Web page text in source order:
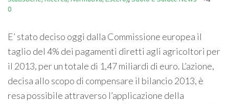
0
E’ stato deciso oggi dalla Commissione europea il
taglio del 4% dei pagamenti diretti agli agricoltori per
il 2013, per un totale di 1,47 miliardi di euro. L’azione,
decisa allo scopo di compensare il bilancio 2013, è
resa possibile attraverso l’applicazione della